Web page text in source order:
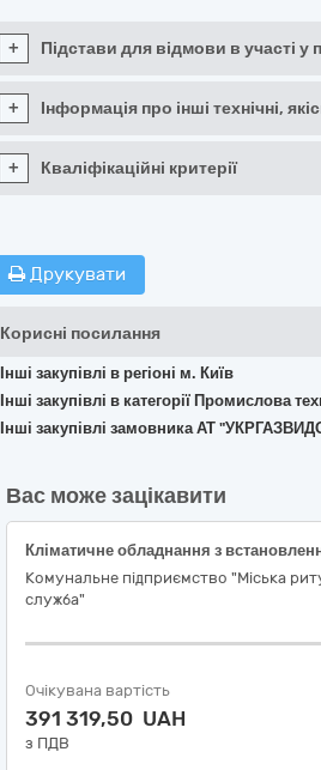
+ Підстави для відмови в участі у
+ Інформація про інші технічні,
+ Кваліфікаційні критерії
Друкувати
Корисні посилання
Інші закупівлі в регіоні м. Київ
Інші закупівлі в категорії Промислова
Інші закупівлі замовника АТ
Вас може зацікавити
Кліматичне обладнання з
Комунальне підприємство "Міська
служба"
Очікувана вартість
391 319,50 UAH
з ПДВ